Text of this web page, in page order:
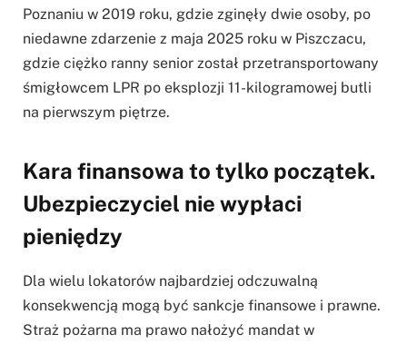
Poznaniu w 2019 roku, gdzie zginęły dwie osoby, po
niedawne zdarzenie z maja 2025 roku w Piszczacu,
gdzie ciężko ranny senior został przetransportowany
śmigłowcem LPR po eksplozji 11-kilogramowej butli
na pierwszym piętrze.
Kara finansowa to tylko początek.
Ubezpieczyciel nie wypłaci
pieniędzy
Dla wielu lokatorów najbardziej odczuwalną
konsekwencją mogą być sankcje finansowe i prawne.
Straż pożarna ma prawo nałożyć mandat w